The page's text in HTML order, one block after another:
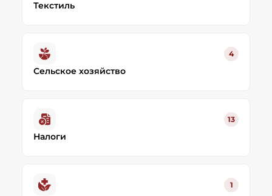
Текстиль
4
Сельское хозяйство
13
Налоги
1